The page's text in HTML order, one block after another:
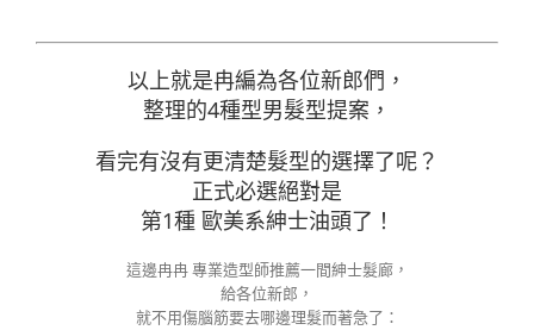
以上就是冉編為各位新郎們，
整理的4種型男髮型提案，
看完有沒有更清楚髮型的選擇了呢？
正式必選絕對是
第1種 歐美系紳士油頭了！
這邊冉冉 專業造型師推薦一間紳士髮廊，
給各位新郎，
就不用傷腦筋要去哪邊理髮而著急了：